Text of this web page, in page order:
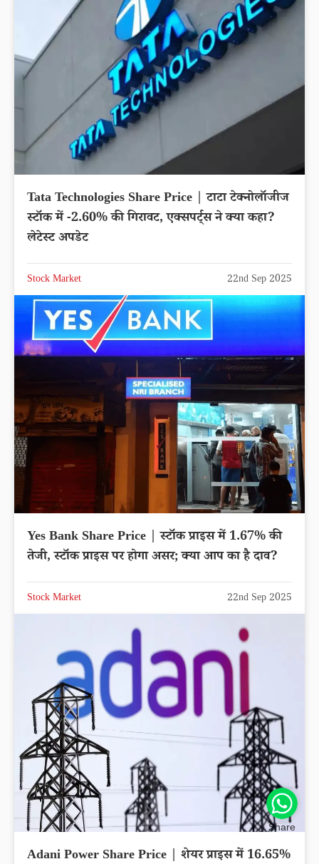
Tata Technologies Share Price | टाटा टेक्नोलॉजीज
स्टॉक में -2.60% की गिरावट, एक्सपर्ट्स ने क्या कहा?
लेटेस्ट अपडेट
Stock Market 22nd Sep 2025
Yes Bank Share Price | स्टॉक प्राइस में 1.67% की
तेजी, स्टॉक प्राइस पर होगा असर; क्या आप का है दाव?
Stock Market 22nd Sep 2025
Adani Power Share Price | शेयर प्राइस में 16.65%
Share